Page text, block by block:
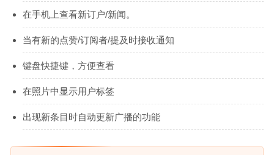
在手机上查看新订户/新闻。
当有新的点赞/订阅者/提及时接收通知
键盘快捷键，方便查看
在照片中显示用户标签
出现新条目时自动更新广播的功能